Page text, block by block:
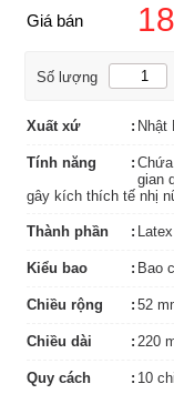
Giá bán
Số lượng
Xuất xứ Nhật
Tính năng
gian
gây kích thích tế nhị
Thành phần Latex
Kiểu bao Bao
Chiều rộng 52
Chiều dài 220
Quy cách 10